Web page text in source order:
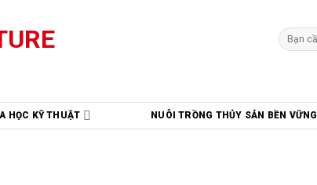
Tìm
kiếm:
HỌC KỸ THUẬT NUÔI TRỒNG THỦY SẢN BỀN VỮNG